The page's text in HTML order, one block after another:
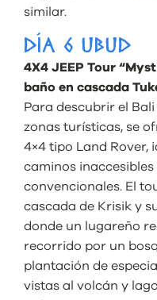
similar.
DÍA 6 UBUD
4X4 JEEP Tour
baño en cascada
Para descubrir el
zonas turísticas, se
4×4 tipo Land Rover,
caminos
convencionales. El
cascada de Krisik y
donde un lugareño
recorrido por un
plantación de
vistas al volcán y